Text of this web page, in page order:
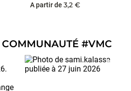
A partir de 3,2 €
COMMUNAUTÉ #VMC